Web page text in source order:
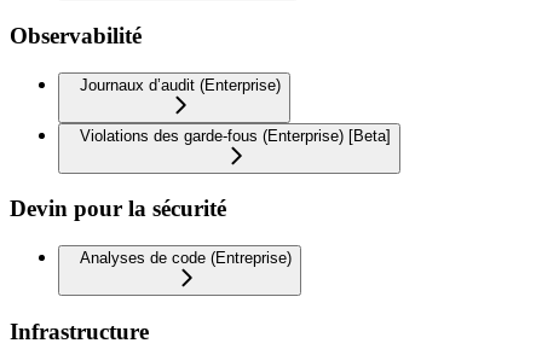
Observabilité
Journaux d’audit (Enterprise)
Violations des garde-fous (Enterprise) [Beta]
Devin pour la sécurité
Analyses de code (Entreprise)
Infrastructure